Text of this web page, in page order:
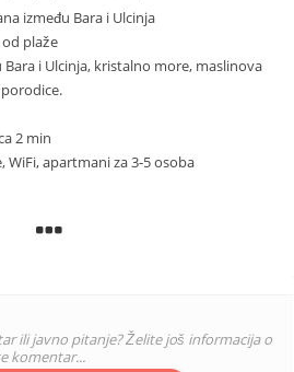
između Bara i Ulcinja
plaže
i Ulcinja, kristalno more, maslinova
2 min
apartmani za 3-5 osoba
apartmane mozete videti i na linkovima
ili javno pitanje? Želite još informacija o
komentar...